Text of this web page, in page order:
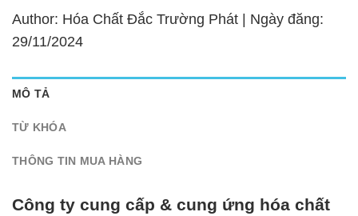
Author: Hóa Chất Đắc Trường Phát | Ngày đăng:
29/11/2024
MÔ TẢ
TỪ KHÓA
THÔNG TIN MUA HÀNG
Công ty cung cấp & cung ứng hóa chất